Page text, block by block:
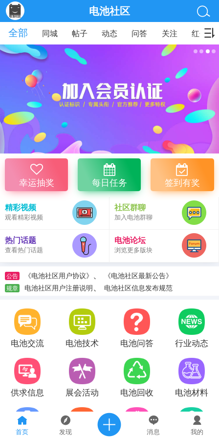
首页 发现 消息 我的
电池社区
全部
同城 帖子 动态 问答 关注 红包
幸运抽奖 每日任务 签到有奖
精彩视频
观看精彩视频
社区群聊
加入电池群聊
热门话题
查看热门话题
电池论坛
浏览更多版块
公告 《电池社区用户协议》 、 《电池社区最新公告》
规章 电池社区用户注册说明、 电池社区信息发布规范
电池交流 电池技术 电池问答 行业动态
供求信息 展会活动 电池回收 电池材料